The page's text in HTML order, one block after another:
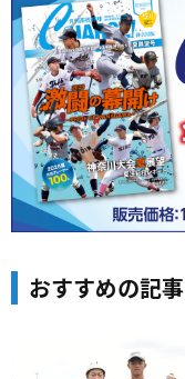
おすすめの記事